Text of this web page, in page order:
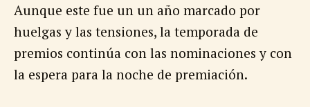
Aunque este fue un un año marcado por
huelgas y las tensiones, la temporada de
premios continúa con las nominaciones y con
la espera para la noche de premiación.